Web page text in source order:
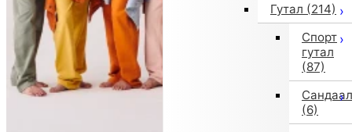
Гутал (214)
Спорт
гутал
(87)
Сандаал
(6)